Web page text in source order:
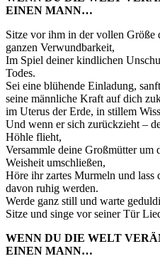
EINEN MANN…
Sitze vor ihm in der vollen
ganzen Verwundbarkeit,
Im Spiel deiner kindlichen
Todes.
Sei eine blühende Einladung,
seine männliche Kraft auf dich
im Uterus der Erde, in stillem
Und wenn er sich zurückzieht –
Höhle flieht,
Versammle deine Großmütter um
Weisheit umschließen,
Höre ihr zartes Murmeln und lass
davon ruhig werden.
Werde ganz still und warte
Sitze und singe vor seiner Tür
WENN DU DIE WELT
EINEN MANN…